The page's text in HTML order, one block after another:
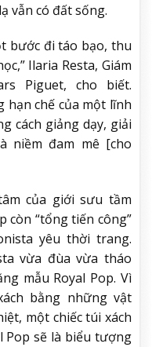
vẫn có đất sống.
bước đi táo bạo, thu
Ilaria Resta, Giám
Piguet, cho biết.
hạn chế của một lĩnh
cách giảng dạy, giải
niềm đam mê [cho
của giới sưu tầm
còn “tổng tiến công”
yêu thời trang.
vừa đùa vừa tháo
mẫu Royal Pop. Vì
bằng những vật
một chiếc túi xách
Pop sẽ là biểu tượng